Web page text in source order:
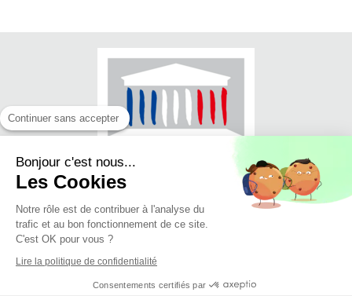
© Jean-Luc FUGIT - Député du Rhône
Continuer sans accepter
Bonjour c'est nous...
Les Cookies
Notre rôle est de contribuer à l'analyse du
trafic et au bon fonctionnement de ce site.
C'est OK pour vous ?
Lire la politique de confidentialité
Consentements certifiés par